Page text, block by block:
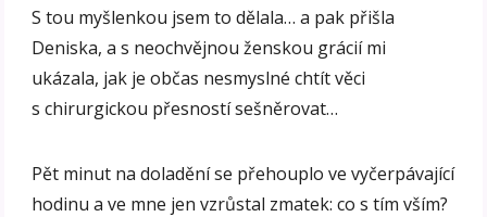
S tou myšlenkou jsem to dělala… a pak přišla
Deniska, a s neochvějnou ženskou grácií mi
ukázala, jak je občas nesmyslné chtít věci
s chirurgickou přesností sešněrovat…
Pět minut na doladění se přehouplo ve vyčerpávající
hodinu a ve mne jen vzrůstal zmatek: co s tím vším?